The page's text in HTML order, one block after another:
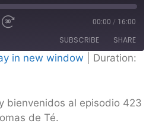
00:00 / 16:00
SUBSCRIBE SHARE
in new window
Duration:
bienvenidos al episodio 423
de Té.